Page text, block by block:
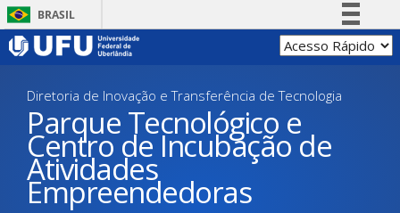
Pular
para
BRASIL
Simplifique!
Participe
Acesso à informação
Legislação
Diretoria de Inovação e Transferência de Tecnologia
Parque Tecnológico e
Centro de Incubação de
Atividades
Empreendedoras